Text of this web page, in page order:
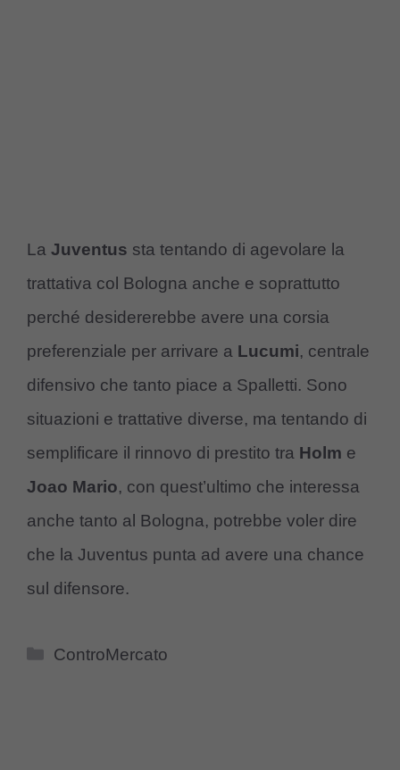
La Juventus sta tentando di agevolare la
trattativa col Bologna anche e soprattutto
perché desidererebbe avere una corsia
preferenziale per arrivare a Lucumi, centrale
difensivo che tanto piace a Spalletti. Sono
situazioni e trattative diverse, ma tentando di
semplificare il rinnovo di prestito tra Holm e
Joao Mario, con quest’ultimo che interessa
anche tanto al Bologna, potrebbe voler dire
che la Juventus punta ad avere una chance
sul difensore.
Categorie
ControMercato